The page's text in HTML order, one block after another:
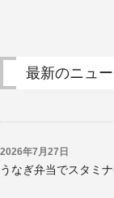
最新のニュ
2026年7月27日
うなぎ弁当でスタミナ